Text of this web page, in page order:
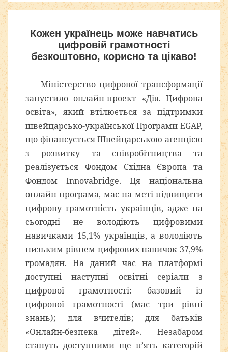
Кожен українець може навчатись
цифровій грамотності
безкоштовно, корисно та цікаво!
Міністерство цифрової трансформації
запустило онлайн-проект «Дія. Цифрова
освіта», який втілюється за підтримки
швейцарсько-української Програми EGAP,
що фінансується Швейцарською агенцією
з розвитку та співробітництва та
реалізується Фондом Східна Європа та
Фондом Innovabridge. Ця національна
онлайн-програма, має на меті підвищити
цифрову грамотність українців, адже на
сьогодні не володіють цифровими
навичками 15,1% українців, а володіють
низьким рівнем цифрових навичок 37,9%
громадян. На даний час на платформі
доступні наступні освітні серіали з
цифрової грамотності: базовий із
цифрової грамотності (має три рівні
знань); для вчителів; для батьків
«Онлайн-безпека дітей». Незабаром
стануть доступними ще п’ять категорій